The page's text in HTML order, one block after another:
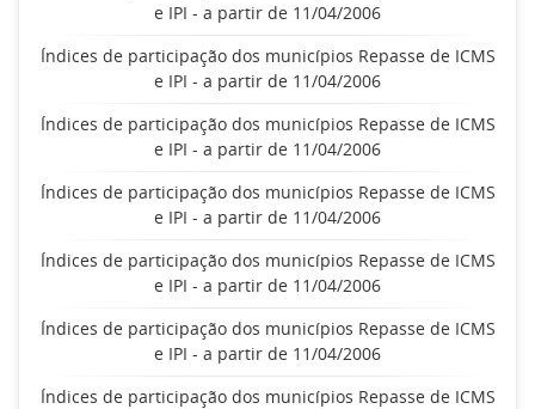
e IPI - a partir de 11/04/2006
Índices de participação dos municípios Repasse de ICMS
e IPI - a partir de 11/04/2006
Índices de participação dos municípios Repasse de ICMS
e IPI - a partir de 11/04/2006
Índices de participação dos municípios Repasse de ICMS
e IPI - a partir de 11/04/2006
Índices de participação dos municípios Repasse de ICMS
e IPI - a partir de 11/04/2006
Índices de participação dos municípios Repasse de ICMS
e IPI - a partir de 11/04/2006
Índices de participação dos municípios Repasse de ICMS